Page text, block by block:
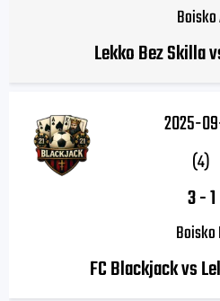
Boisko
Lekko Bez Skilla
2025-
(4)
3-1
Boisko
FC Blackjack vs